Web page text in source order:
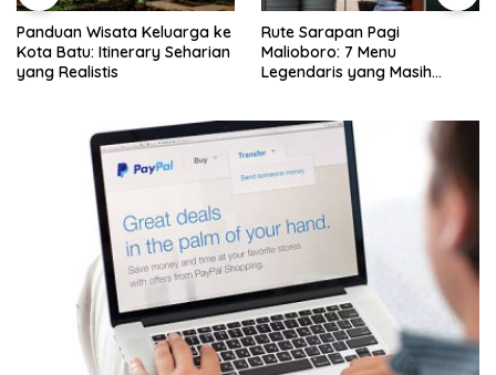
Panduan Wisata Keluarga ke
Kota Batu: Itinerary Seharian
yang Realistis
Rute Sarapan Pagi
Malioboro: 7 Menu
Legendaris yang Masih